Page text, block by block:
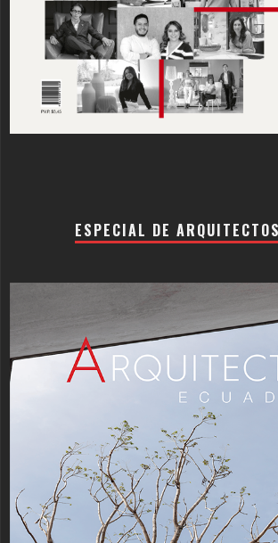
ESPECIAL DE